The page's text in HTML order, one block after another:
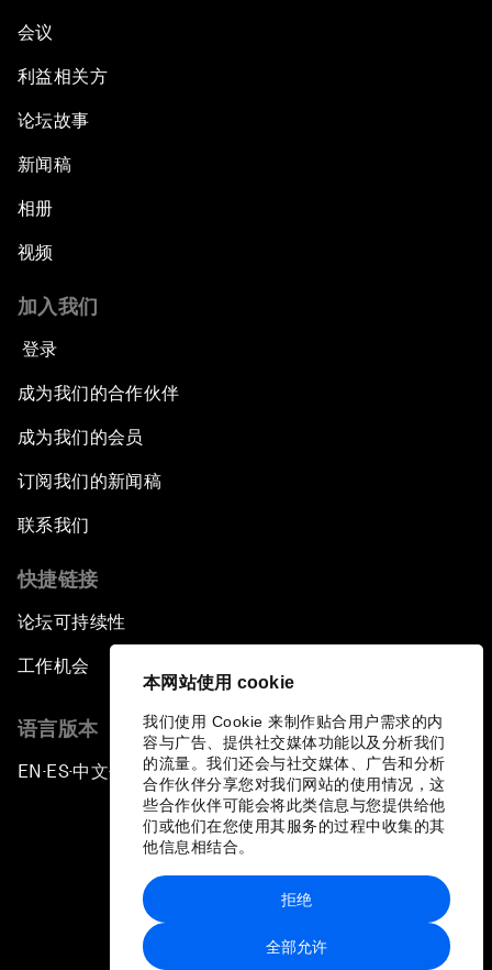
本网站使用 cookie
我们使用 Cookie 来制作贴合用户需求的内
容与广告、提供社交媒体功能以及分析我们
的流量。我们还会与社交媒体、广告和分析
合作伙伴分享您对我们网站的使用情况，这
些合作伙伴可能会将此类信息与您提供给他
们或他们在您使用其服务的过程中收集的其
他信息相结合。
全部允许
拒绝
Welcome to the Annual Meeting of the New
Opening Plenary with Premier Li Keqiang
Leading Global Innovation
Asia's Energy Options
Intellectual Property in the Information Age
Navigating the Next Industrial Revolution
Parity Equals Performance
The Global Rise of China's Entrepreneurs
Bringing Space Down to Earth
Celebrating China's Globalizers
The New Champions: Charting a New Course for
The Renminbi’s Global Ambitions
会议
利益相关方
论坛故事
新闻稿
相册
视频
加入我们
登录
成为我们的合作伙伴
成为我们的会员
订阅我们的新闻稿
联系我们
快捷链接
论坛可持续性
工作机会
语言版本
EN ▪ES▪中文▪ 日本語
站点地图